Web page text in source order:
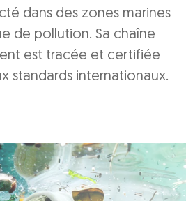
dans des zones marines
de pollution. Sa chaîne
est tracée et certifiée
standards internationaux.